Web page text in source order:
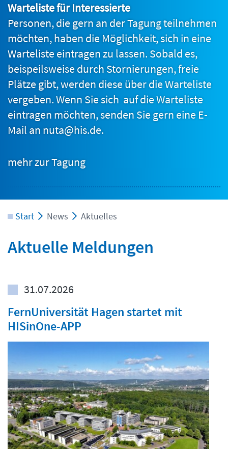
Warteliste für Interessierte
Personen, die gern an der Tagung teilnehmen
möchten, haben die Möglichkeit, sich in eine
Warteliste eintragen zu lassen. Sobald es,
beispeilsweise durch Stornierungen, freie
Plätze gibt, werden diese über die Warteliste
vergeben. Wenn Sie sich auf die Warteliste
eintragen möchten, senden Sie gern eine E-
Mail an nuta@his.de.
mehr zur Tagung
Start News Aktuelles
Aktuelle Meldungen
31.07.2026
FernUniversität Hagen startet mit
HISinOne-APP